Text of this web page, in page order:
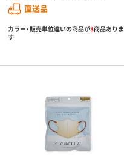
直送品
カラー・販売単位違いの商品が3商品ありま
す